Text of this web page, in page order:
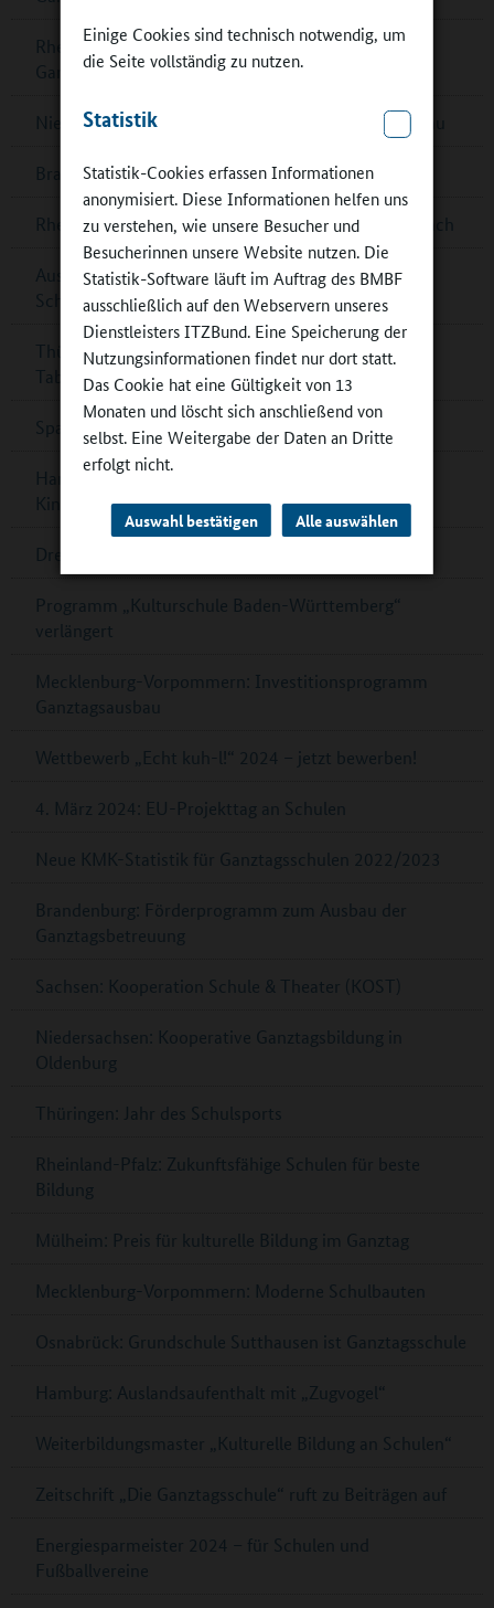
Einige Cookies sind technisch notwendig, um
die Seite vollständig zu nutzen.
Statistik
Statistik-Cookies erfassen Informationen
anonymisiert. Diese Informationen helfen uns
zu verstehen, wie unsere Besucher und
Besucherinnen unsere Website nutzen. Die
Statistik-Software läuft im Auftrag des BMBF
ausschließlich auf den Webservern unseres
Dienstleisters ITZBund. Eine Speicherung der
Nutzungsinformationen findet nur dort statt.
Das Cookie hat eine Gültigkeit von 13
Monaten und löscht sich anschließend von
selbst. Eine Weitergabe der Daten an Dritte
erfolgt nicht.
Auswahl bestätigen Alle auswählen
Rheinland-Pfalz: Musikalisches Zusammenspiel im
Ganztag
Niedersachsen: Förderrichtlinie zum Ganztagsausbau
Brandenburg: Multifunktionsgebäude für Zeuthen
Rheinland-Pfalz: G8-Ganztagsgymnasium in Dernbach
Ausschreibung „denkmal aktiv – Kulturerbe macht
Schule‟
Thüringen: „Goldener Teller“ für Schulessen in Bad
Tabarz
Spannende Physik im DLR_School_Lab
Hamburg: Mehr Platz, schöne Räume und ein
Kinderkochstudio
Dresden ist „UNESCO Learning City“
Programm „Kulturschule Baden-Württemberg“
verlängert
Mecklenburg-Vorpommern: Investitionsprogramm
Ganztagsausbau
Wettbewerb „Echt kuh-l!“ 2024 – jetzt bewerben!
4. März 2024: EU-Projekttag an Schulen
Neue KMK-Statistik für Ganztagsschulen 2022/2023
Brandenburg: Förderprogramm zum Ausbau der
Ganztagsbetreuung
Sachsen: Kooperation Schule & Theater (KOST)
Niedersachsen: Kooperative Ganztagsbildung in
Oldenburg
Thüringen: Jahr des Schulsports
Rheinland-Pfalz: Zukunftsfähige Schulen für beste
Bildung
Mülheim: Preis für kulturelle Bildung im Ganztag
Mecklenburg-Vorpommern: Moderne Schulbauten
Osnabrück: Grundschule Sutthausen ist Ganztagsschule
Hamburg: Auslandsaufenthalt mit „Zugvogel“
Weiterbildungsmaster „Kulturelle Bildung an Schulen“
Zeitschrift „Die Ganztagsschule“ ruft zu Beiträgen auf
Energiesparmeister 2024 – für Schulen und
Fußballvereine